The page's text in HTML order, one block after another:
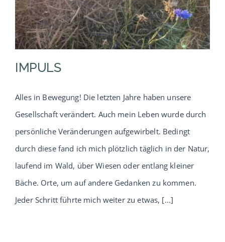
IMPULS
Alles in Bewegung! Die letzten Jahre haben unsere
Gesellschaft verändert. Auch mein Leben wurde durch
persönliche Veränderungen aufgewirbelt. Bedingt
durch diese fand ich mich plötzlich täglich in der Natur,
laufend im Wald, über Wiesen oder entlang kleiner
Bäche. Orte, um auf andere Gedanken zu kommen.
Jeder Schritt führte mich weiter zu etwas, [...]